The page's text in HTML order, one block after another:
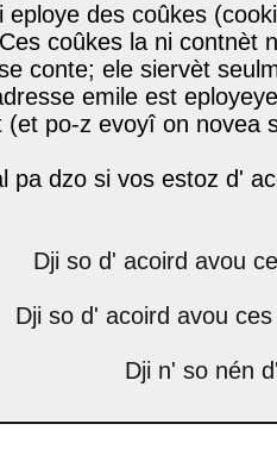
eploye des coûkes
coûkes la ni contnèt
conte; ele siervèt
emile est
(et po-z evoyî on novea
pa dzo si vos estoz d'
Dji so d' acoird avou
Dji so d' acoird avou
Dji n' so nén